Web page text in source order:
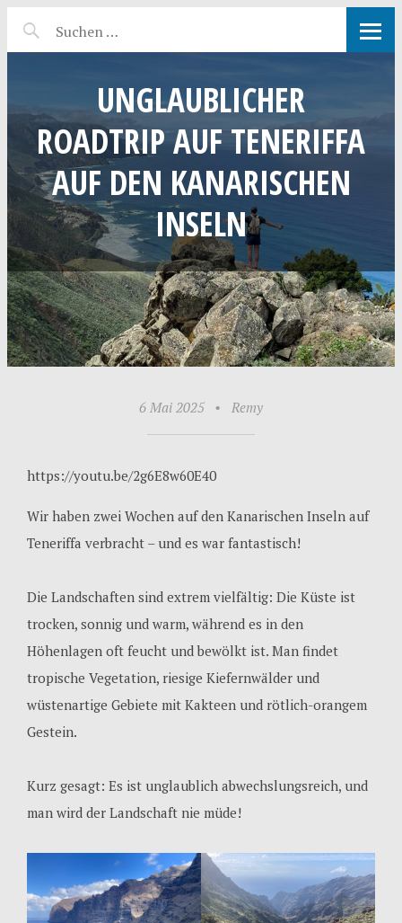
UNGLAUBLICHER
ROADTRIP AUF TENERIFFA
AUF DEN KANARISCHEN
INSELN
6 Mai 2025 • Remy
https://youtu.be/2g6E8w60E40
Wir haben zwei Wochen auf den Kanarischen Inseln auf
Teneriffa verbracht – und es war fantastisch!
Die Landschaften sind extrem vielfältig: Die Küste ist
trocken, sonnig und warm, während es in den
Höhenlagen oft feucht und bewölkt ist. Man findet
tropische Vegetation, riesige Kiefernwälder und
wüstenartige Gebiete mit Kakteen und rötlich-orangem
Gestein.
Kurz gesagt: Es ist unglaublich abwechslungsreich, und
man wird der Landschaft nie müde!